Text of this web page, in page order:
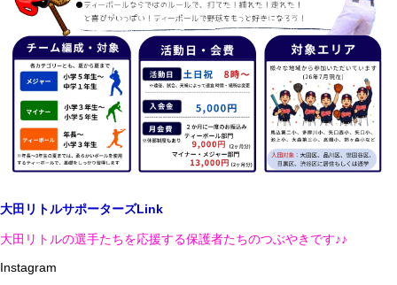
大田リトルサポーターズLink
大田リトルの選手たちを応援する保護者たちのつぶやきです♪♪
Instagram